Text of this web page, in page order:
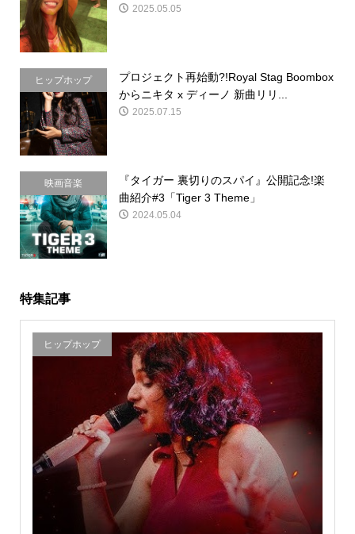
2025.05.05
ヒップホップ
プロジェクト再始動?!Royal Stag Boombox
からニキタ x ディーノ 新曲リリ...
2025.07.15
映画音楽
『タイガー 裏切りのスパイ』公開記念!楽
曲紹介#3「Tiger 3 Theme」
2024.05.04
特集記事
ヒップホップ